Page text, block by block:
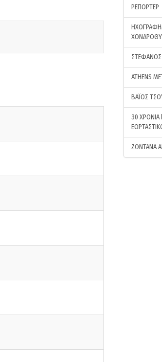
ΡΕΠΟΡΤΕΡ
ATHENS
ΒΑΪΟΣ
30
ΖΩΝΤΑΝΑ